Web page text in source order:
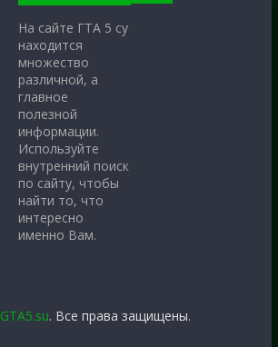
На сайте ГТА 5 су
находится
множество
различной, а
главное
полезной
информации.
Используйте
внутренний поиск
по сайту, чтобы
найти то, что
интересно
именно Вам.
GTA5.su. Все права защищены.